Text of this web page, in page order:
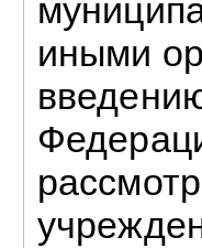
иными